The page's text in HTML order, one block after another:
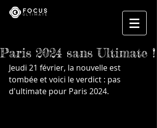
Paris 2024 sans Ultimate !
Jeudi 21 février, la nouvelle est
tombée et voici le verdict : pas
d'ultimate pour Paris 2024.